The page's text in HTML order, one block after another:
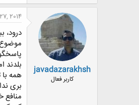
javadazarakhsh
کاربر فعال
2014
بلدند
همه با
بری
منافع